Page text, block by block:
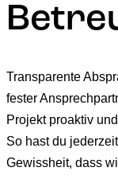
Transparente
fester
Projekt proaktiv
So hast du
Gewissheit, dass